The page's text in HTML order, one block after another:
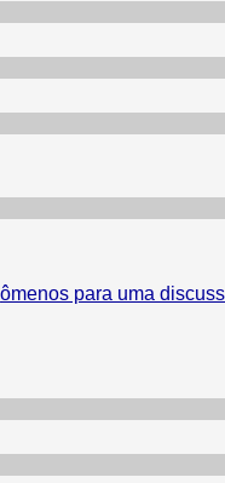
para uma